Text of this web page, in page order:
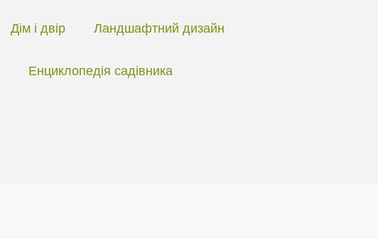
Дім і двір Ландшафтний дизайн
Енциклопедія садівника